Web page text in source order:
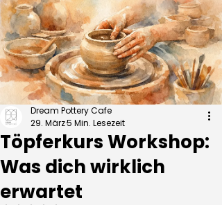
Töpferkurs Workshop:
Was dich wirklich
erwartet
Dream Pottery Cafe
29. März5 Min. Lesezeit